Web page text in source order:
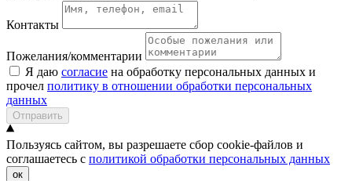
Контакты
Пожелания/комментарии
Я даю согласие на обработку персональных данных и
прочел политику в отношении обработки персональных
данных
Отправить
Пользуясь сайтом, вы разрешаете сбор cookie-файлов и
соглашаетесь с политикой обработки персональных данных
ок